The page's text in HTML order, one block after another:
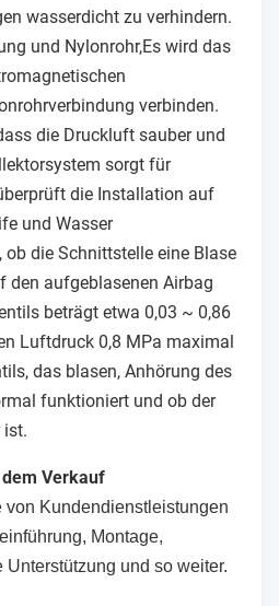
wasserdicht zu verhindern.
und Nylonrohr,Es wird das
verbinden.
die Druckluft sauber und
sorgt für
die Installation auf
und Wasser
ob die Schnittstelle eine Blase
den aufgeblasenen Airbag
beträgt etwa 0,03 ~ 0,86
Luftdruck 0,8 MPa maximal
das blasen, Anhörung des
funktioniert und ob der
ist.
Verkauf
Kundendienstleistungen
Montage,
und so weiter.